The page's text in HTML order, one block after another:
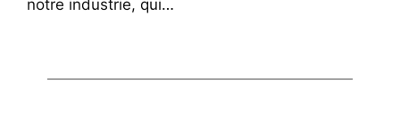
notre industrie, qui…